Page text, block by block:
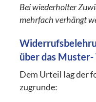
Bei wiederholter
mehrfach verhängt
über das
Dem Urteil lag der
zugrunde: